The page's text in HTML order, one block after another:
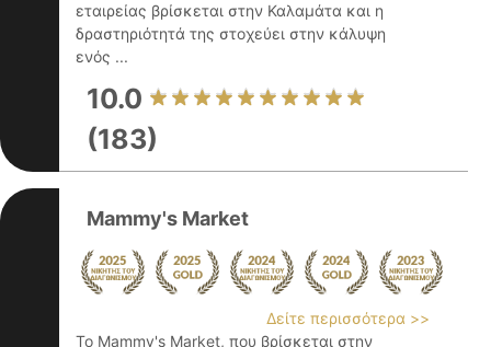
εταιρείας βρίσκεται στην Καλαμάτα και η
δραστηριότητά της στοχεύει στην κάλυψη
ενός ...
10.0
(183)
Mammy's Market
Δείτε περισσότερα >>
Το Mammy's Market, που βρίσκεται στην